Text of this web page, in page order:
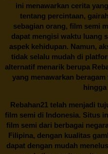
ini menawarkan cerita
tentang percintaan,
sebagian orang, film semi
dapat mengisi waktu luang
aspek kehidupan. Namun,
tidak selalu mudah di
alternatif menarik berupa
yang menawarkan beragam
Rebahan21telah menjadi
film semi di Indonesia. Situs
film semi dari berbagai
Filipina, dengan kualitas
dapat dengan mudah